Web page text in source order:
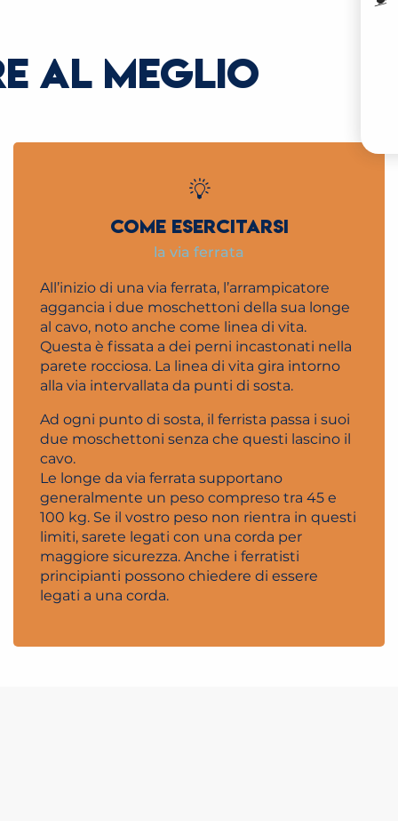
AL MEGLIO
COME ESERCITARSI
la via ferrata
All’inizio di una via ferrata, l’arrampicatore
aggancia i due moschettoni della sua longe
al cavo, noto anche come linea di vita.
Questa è fissata a dei perni incastonati nella
parete rocciosa. La linea di vita gira intorno
alla via intervallata da punti di sosta.
Ad ogni punto di sosta, il ferrista passa i suoi
due moschettoni senza che questi lascino il
cavo.
Le longe da via ferrata supportano
generalmente un peso compreso tra 45 e
100 kg. Se il vostro peso non rientra in questi
limiti, sarete legati con una corda per
maggiore sicurezza. Anche i ferratisti
principianti possono chiedere di essere
legati a una corda.